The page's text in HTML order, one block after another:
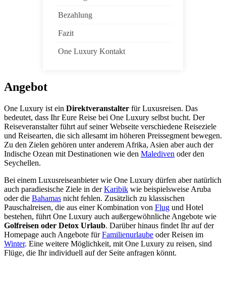
Bezahlung
Fazit
One Luxury Kontakt
Angebot
One Luxury ist ein Direktveranstalter für Luxusreisen. Das
bedeutet, dass Ihr Eure Reise bei One Luxury selbst bucht. Der
Reiseveranstalter führt auf seiner Webseite verschiedene Reiseziele
und Reisearten, die sich allesamt im höheren Preissegment bewegen.
Zu den Zielen gehören unter anderem Afrika, Asien aber auch der
Indische Ozean mit Destinationen wie den Malediven oder den
Seychellen.
Bei einem Luxusreiseanbieter wie One Luxury dürfen aber natürlich
auch paradiesische Ziele in derKaribik wie beispielsweise Aruba
oder die Bahamas nicht fehlen. Zusätzlich zu klassischen
Pauschalreisen, die aus einer Kombination von Flug und Hotel
bestehen, führt One Luxury auch außergewöhnliche Angebote wie
Golfreisen oder Detox Urlaub. Darüber hinaus findet Ihr auf der
Homepage auch Angebote fürFamilienurlaube oder Reisen im
Winter. Eine weitere Möglichkeit, mit One Luxury zu reisen, sind
Flüge, die Ihr individuell auf der Seite anfragen könnt.